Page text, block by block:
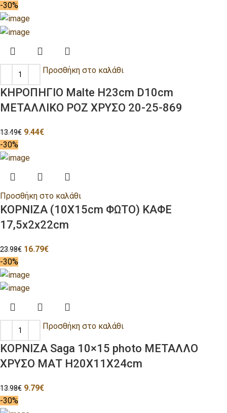
-30%
Προσθήκη στο καλάθι
ΚΗΡΟΠΗΓΙΟ Malte H23cm D10cm
ΜΕΤΑΛΛΙΚΟ ΡΟΖ ΧΡΥΣΟ 20-25-869
13.49€ 9.44€
-30%
Προσθήκη στο καλάθι
ΚΟΡΝΙΖΑ (10Χ15cm ΦΩΤΟ) ΚΑΦΕ
17,5x2x22cm
23.98€ 16.79€
-30%
Προσθήκη στο καλάθι
ΚΟΡΝΙΖΑ Saga 10×15 photo ΜΕΤΑΛΛΟ
ΧΡΥΣΟ ΜΑΤ H20Χ11Χ24cm
13.98€ 9.79€
-30%